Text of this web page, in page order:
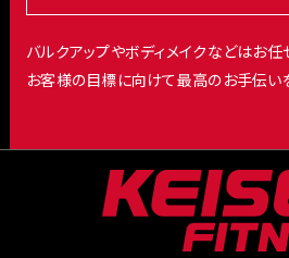
バルクアップやボディメイクなどはお任
お客様の目標に向けて最高のお手伝い